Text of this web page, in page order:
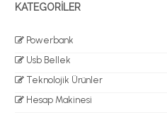
KATEGORİLER
Powerbank
Usb Bellek
Teknolojik Ürünler
Hesap Makinesi